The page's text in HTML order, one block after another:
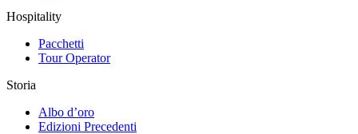
Hospitality
Pacchetti
Tour Operator
Storia
Albo d’oro
Edizioni Precedenti